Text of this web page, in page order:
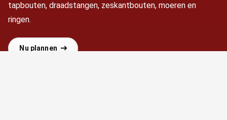
tapbouten, draadstangen, zeskantbouten, moeren en
ringen.
Nu plannen